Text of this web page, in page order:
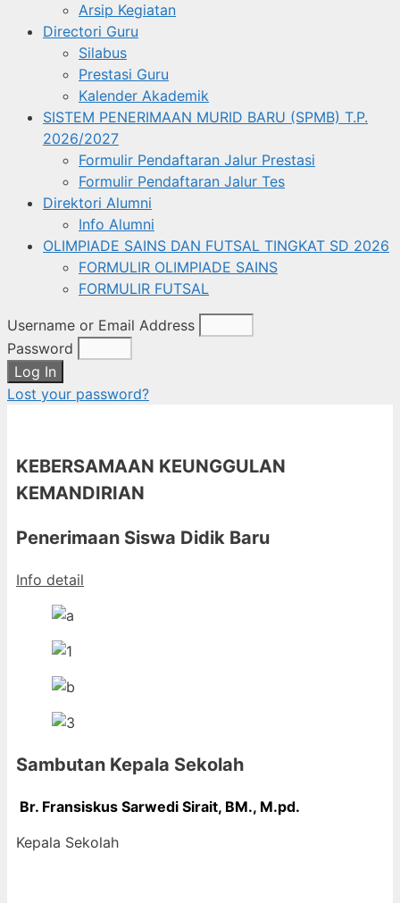
Arsip Kegiatan
Directori Guru
Silabus
Prestasi Guru
Kalender Akademik
SISTEM PENERIMAAN MURID BARU (SPMB) T.P.
2026/2027
Formulir Pendaftaran Jalur Prestasi
Formulir Pendaftaran Jalur Tes
Direktori Alumni
Info Alumni
OLIMPIADE SAINS DAN FUTSAL TINGKAT SD 2026
FORMULIR OLIMPIADE SAINS
FORMULIR FUTSAL
Username or Email Address
Password
Log In
Lost your password?
KEBERSAMAAN KEUNGGULAN
KEMANDIRIAN
Penerimaan Siswa Didik Baru
Info detail
Sambutan Kepala Sekolah
Br. Fransiskus Sarwedi Sirait, BM., M.pd.
Kepala Sekolah